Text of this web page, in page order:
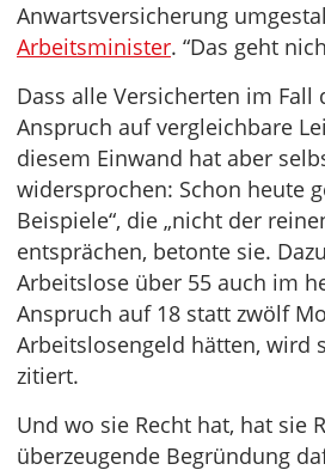
Anwartsversicherung
Arbeitsminister. “Das geht
Dass alle Versicherten im
Anspruch auf vergleichbare
diesem Einwand hat aber
widersprochen: Schon heute
Beispiele“, die „nicht der
entsprächen, betonte sie.
Arbeitslose über 55 auch im
Anspruch auf 18 statt zwölf
Arbeitslosengeld hätten, wird
zitiert.
Und wo sie Recht hat, hat sie
überzeugende Begründung